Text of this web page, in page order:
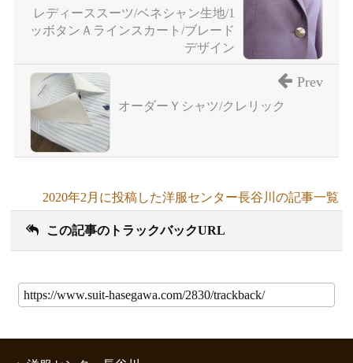
レディーススーツ/ベネシャン生地/1
ッボタンＡラインスカート/ブレード
デザイン
オーダーＹシャツ/クレリック
Prev
2020年2月に投稿した洋服センター長谷川の記事一覧
この記事のトラックバックURL